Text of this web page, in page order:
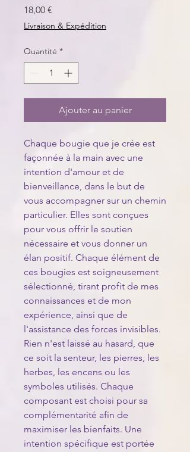
18,00 €
Livraison & Expédition
Quantité *
Ajouter au panier
Chaque bougie que je crée est
façonnée à la main avec une
intention d'amour et de
bienveillance, dans le but de
vous accompagner sur un chemin
particulier. Elles sont conçues
pour vous offrir le soutien
nécessaire et vous donner un
élan positif. Chaque élément de
ces bougies est soigneusement
sélectionné, tirant profit de mes
connaissances et de mon
expérience, ainsi que de
l'assistance des forces invisibles.
Rien n'est laissé au hasard, que
ce soit la senteur, les pierres, les
herbes, les encens ou les
symboles utilisés. Chaque
composant est choisi pour sa
complémentarité afin de
maximiser les bienfaits. Une
intention spécifique est portée